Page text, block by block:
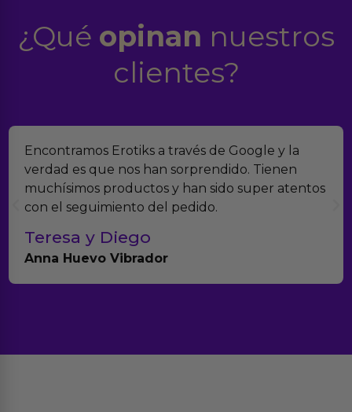
¿Qué opinan nuestros
clientes?
Suelo comprar en tiendas eróticas online, y
Erotiks es una de las que más me gustan. No he
tenido nunca ningún problema con los
productos.
Paula A.
Brightpurple Vibrador y Rotador